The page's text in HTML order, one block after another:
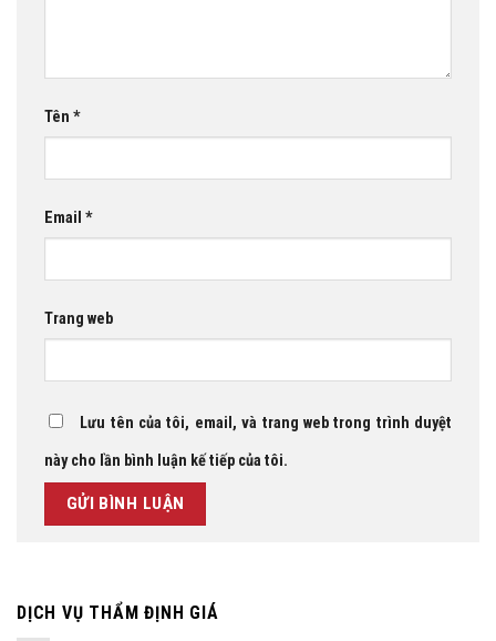
Tên *
Email *
Trang web
Lưu tên của tôi, email, và trang web trong trình duyệt
này cho lần bình luận kế tiếp của tôi.
DỊCH VỤ THẨM ĐỊNH GIÁ